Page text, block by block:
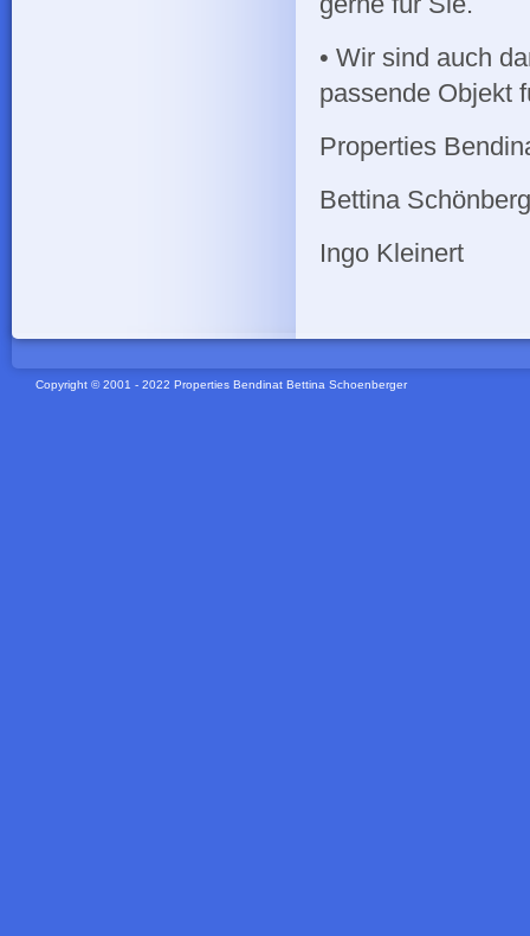
• Wir sind auch
passende Objekt
Properties
Bettina
Ingo Kleinert
Copyright © 2001 - 2022 Properties Bendinat Bettina Schoenberger